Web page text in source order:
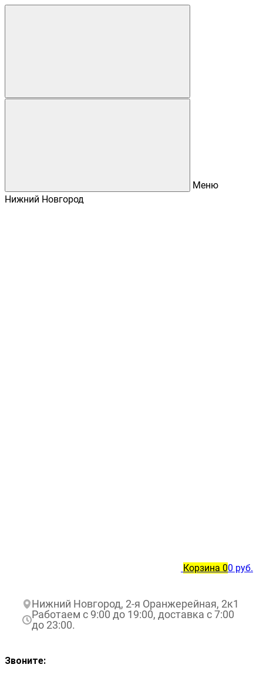
Меню
Нижний Новгород
Корзина 00 руб.
Нижний Новгород, 2-я Оранжерейная, 2к1
Работаем с 9:00 до 19:00, доставка с 7:00
до 23:00.
Звоните: